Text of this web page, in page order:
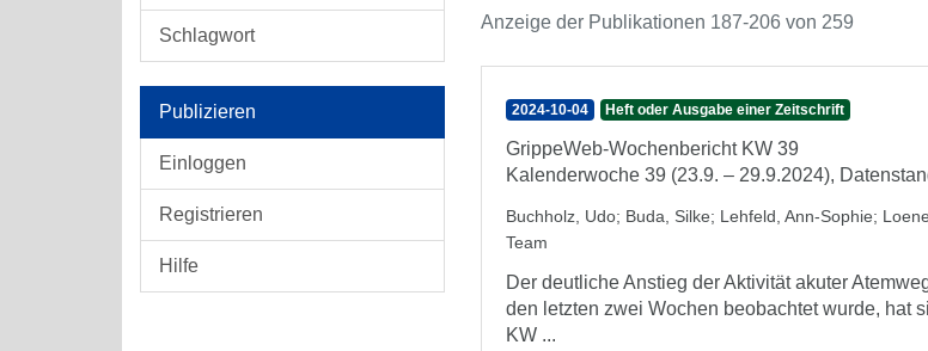
Schlagwort
Publizieren
Einloggen
Registrieren
Hilfe
Anzeige der Publikationen 187-206 von 259
2024-10-04 Heft oder Ausgabe einer Zeitschrift
GrippeWeb-Wochenbericht KW 39
Kalenderwoche 39 (23.9. – 29.9.2024),
Buchholz, Udo; Buda, Silke; Lehfeld, Ann-Sophie;
Team
Der deutliche Anstieg der Aktivität akuter
den letzten zwei Wochen beobachtet wurde, hat
KW ...